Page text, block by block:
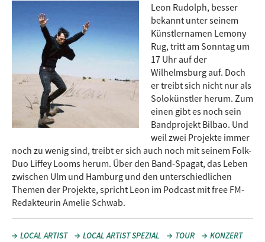
Leon Rudolph, besser
bekannt unter seinem
Künstlernamen Lemony
Rug, tritt am Sonntag um
17 Uhr auf der
Wilhelmsburg auf. Doch
er treibt sich nicht nur als
Solokünstler herum. Zum
einen gibt es noch sein
Bandprojekt Bilbao. Und
weil zwei Projekte immer
noch zu wenig sind, treibt er sich auch noch mit seinem Folk-
Duo Liffey Looms herum. Über den Band-Spagat, das Leben
zwischen Ulm und Hamburg und den unterschiedlichen
Themen der Projekte, spricht Leon im Podcast mit free FM-
Redakteurin Amelie Schwab.
LOCAL ARTIST LOCAL ARTIST SPEZIAL TOUR
KONZERT